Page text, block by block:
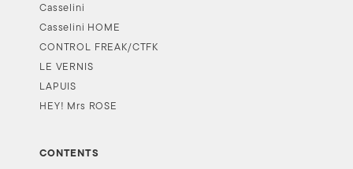
Casselini
Casselini HOME
CONTROL FREAK/CTFK
LE VERNIS
LAPUIS
HEY! Mrs ROSE
CONTENTS